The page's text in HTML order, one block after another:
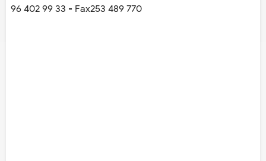
96 402 99 33 - Fax253 489 770